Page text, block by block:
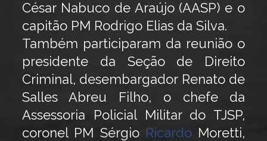
César Nabuco de Araújo (AASP) e o
capitão PM Rodrigo Elias da Silva.
Também participaram da reunião o
presidente da Seção de Direito
Criminal, desembargador Renato de
Salles Abreu Filho, o chefe da
Assessoria Policial Militar do TJSP,
coronel PM Sérgio RicardoMoretti,